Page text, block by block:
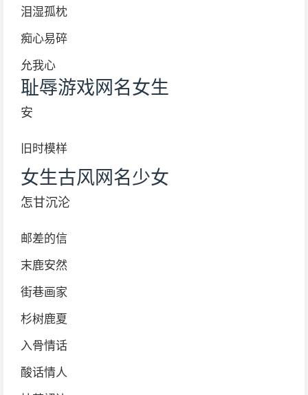
泪湿孤枕
痴心易碎
允我心
耻辱游戏网名女生
安
旧时模样
女生古风网名少女
怎甘沉沦
邮差的信
末鹿安然
街巷画家
杉树鹿夏
入骨情话
酸话情人